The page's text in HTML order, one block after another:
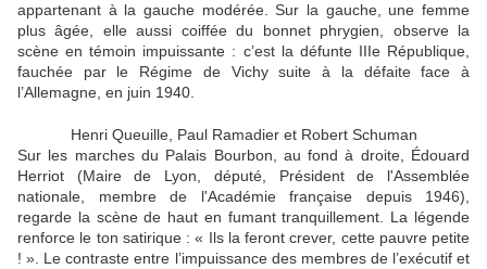
appartenant à la gauche modérée. Sur la gauche, une femme
plus âgée, elle aussi coiffée du bonnet phrygien, observe la
scène en témoin impuissante : c’est la défunte IIIe République,
fauchée par le Régime de Vichy suite à la défaite face à
l’Allemagne, en juin 1940.
Henri Queuille, Paul Ramadier et Robert Schuman
Sur les marches du Palais Bourbon, au fond à droite, Édouard
Herriot (Maire de Lyon, député, Président de l'Assemblée
nationale, membre de l'Académie française depuis 1946),
regarde la scène de haut en fumant tranquillement. La légende
renforce le ton satirique : « Ils la feront crever, cette pauvre petite
! ». Le contraste entre l’impuissance des membres de l’exécutif et